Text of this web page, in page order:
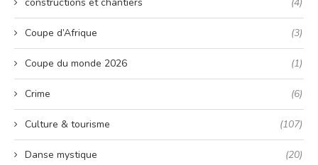
constructions et chantiers (4)
Coupe d’Afrique (3)
Coupe du monde 2026 (1)
Crime (6)
Culture & tourisme (107)
Danse mystique (20)